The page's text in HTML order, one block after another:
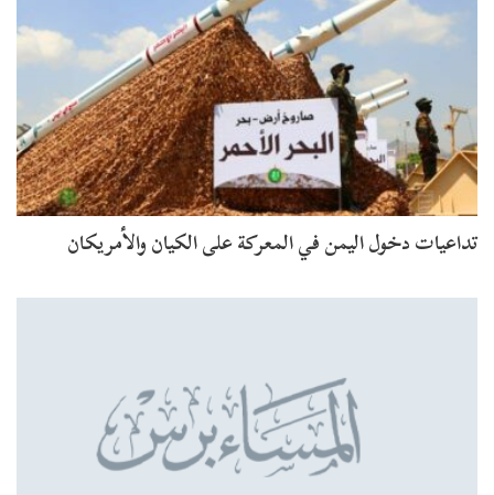
تداعيات دخول اليمن في المعركة على الكيان والأمريكان